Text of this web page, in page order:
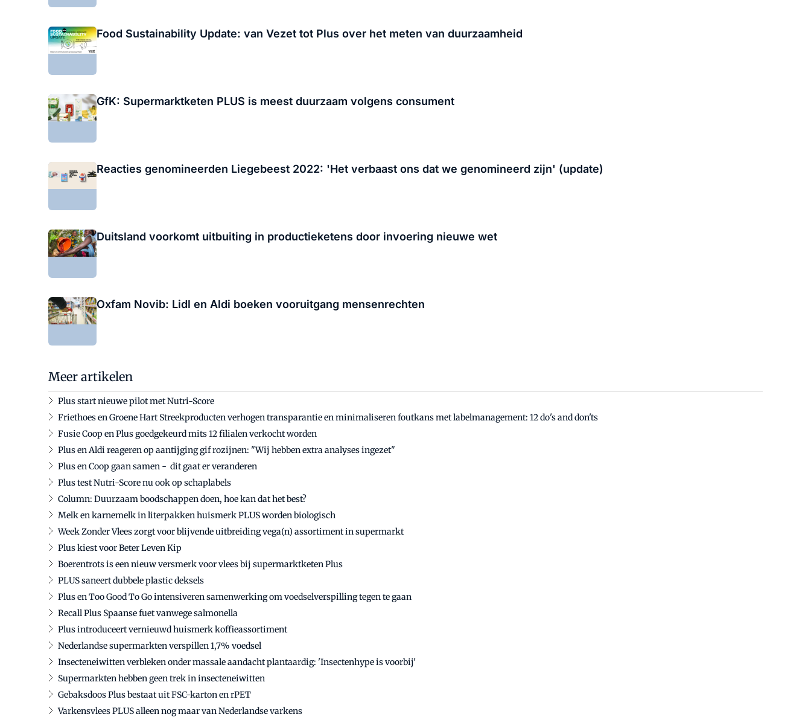
Food Sustainability Update: van Vezet tot Plus over het meten van duurzaamheid
GfK: Supermarktketen PLUS is meest duurzaam volgens consument
Reacties genomineerden Liegebeest 2022: 'Het verbaast ons dat we genomineerd zijn' (update)
Duitsland voorkomt uitbuiting in productieketens door invoering nieuwe wet
Oxfam Novib: Lidl en Aldi boeken vooruitgang mensenrechten
Meer artikelen
Plus start nieuwe pilot met Nutri-Score
Friethoes en Groene Hart Streekproducten verhogen transparantie en minimaliseren foutkans met labelmanagement: 12 do's and don'ts
Fusie Coop en Plus goedgekeurd mits 12 filialen verkocht worden
Plus en Aldi reageren op aantijging gif rozijnen: "Wij hebben extra analyses ingezet"
Plus en Coop gaan samen - dit gaat er veranderen
Plus test Nutri-Score nu ook op schaplabels
Column: Duurzaam boodschappen doen, hoe kan dat het best?
Melk en karnemelk in literpakken huismerk PLUS worden biologisch
Week Zonder Vlees zorgt voor blijvende uitbreiding vega(n) assortiment in supermarkt
Plus kiest voor Beter Leven Kip
Boerentrots is een nieuw versmerk voor vlees bij supermarktketen Plus
PLUS saneert dubbele plastic deksels
Plus en Too Good To Go intensiveren samenwerking om voedselverspilling tegen te gaan
Recall Plus Spaanse fuet vanwege salmonella
Plus introduceert vernieuwd huismerk koffieassortiment
Nederlandse supermarkten verspillen 1,7% voedsel
Insecteneiwitten verbleken onder massale aandacht plantaardig: 'Insectenhype is voorbij'
Supermarkten hebben geen trek in insecteneiwitten
Gebaksdoos Plus bestaat uit FSC-karton en rPET
Varkensvlees PLUS alleen nog maar van Nederlandse varkens